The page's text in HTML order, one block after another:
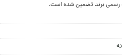
رسمی برند تضمین شده است.